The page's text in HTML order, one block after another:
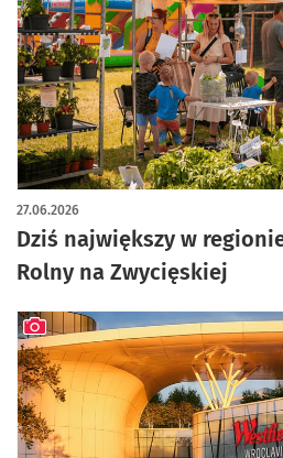
Dziś największy w
Rolny na Zwycięskiej
27.06.2026
artykuł z galerią zdjęć